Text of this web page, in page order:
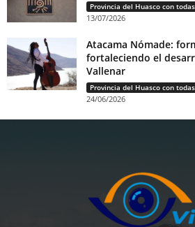
13/07/2026
Atacama Nómade:
fortaleciendo el
Vallenar
24/06/2026